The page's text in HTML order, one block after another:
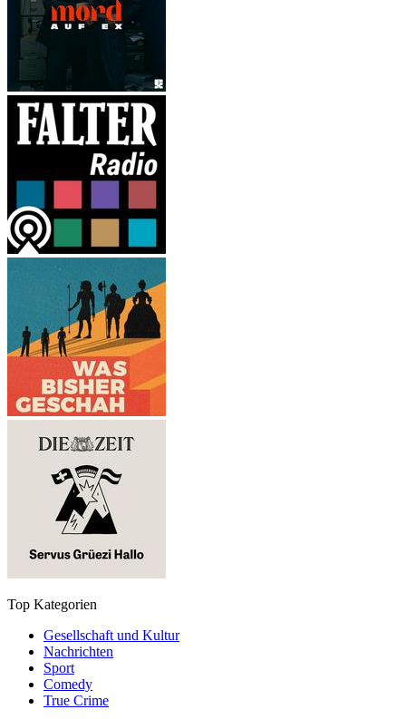
Top Kategorien
Gesellschaft und Kultur
Nachrichten
Sport
Comedy
True Crime